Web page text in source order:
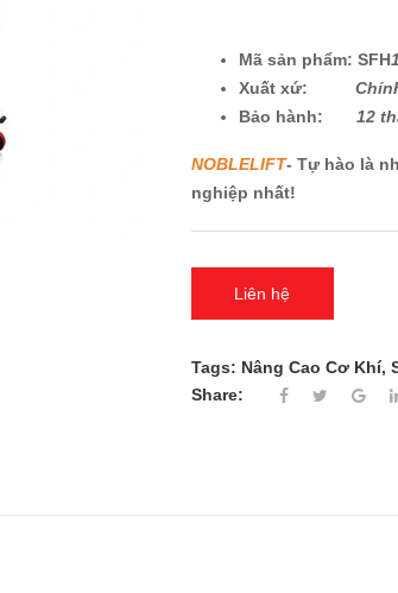
Mã sản phẩm: SFH
Xuất xứ:
Bảo hành:
12
NOBLELIFT- Tự hào là
nghiệp nhất!
Liên hệ
Tags: Nâng Cao Cơ Khí,
Share: